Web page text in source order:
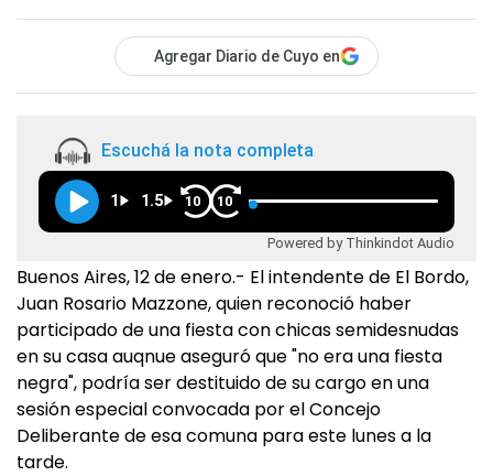
Agregar Diario de Cuyo en
Escuchá la nota completa
1 1.5 10 10
Powered by Thinkindot Audio
Buenos Aires, 12 de enero.- El intendente de El Bordo,
Juan Rosario Mazzone, quien reconoció haber
participado de una fiesta con chicas semidesnudas
en su casa auqnue aseguró que "no era una fiesta
negra", podría ser destituido de su cargo en una
sesión especial convocada por el Concejo
Deliberante de esa comuna para este lunes a la
tarde.